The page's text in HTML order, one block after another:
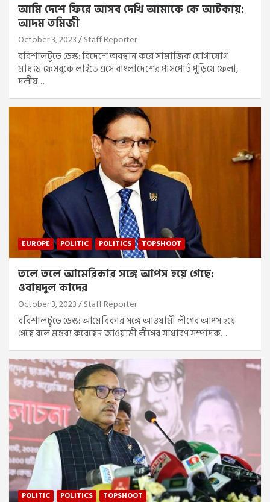
আমি দেশে ফিরে আসব দেখি আমাকে কে আটকায়:
আদম তমিজী
October 3, 2023 Staff Reporter
বরিশালটুডে ডেস্ক: বিদেশে অবস্থান করে সামাজিক যোগাযোগ
মাধ্যম ফেসবুকে লাইভে এসে বাংলাদেশের পাসপোর্ট পুড়িয়ে ফেলা,
দলীয়…
EUROPE POLITIC POLITICS TOPSHOOT
তলে তলে আমেরিকার সঙ্গে আপস হয়ে গেছে:
ওবায়দুল কাদের
October 3, 2023 Staff Reporter
বরিশালটুডে ডেস্ক: আমেরিকার সঙ্গে আওয়ামী লীগের আপস হয়ে
গেছে বলে মন্তব্য করেছেন আওয়ামী লীগের সাধারণ সম্পাদক…
POLITIC POLITICS TOPSHOOT